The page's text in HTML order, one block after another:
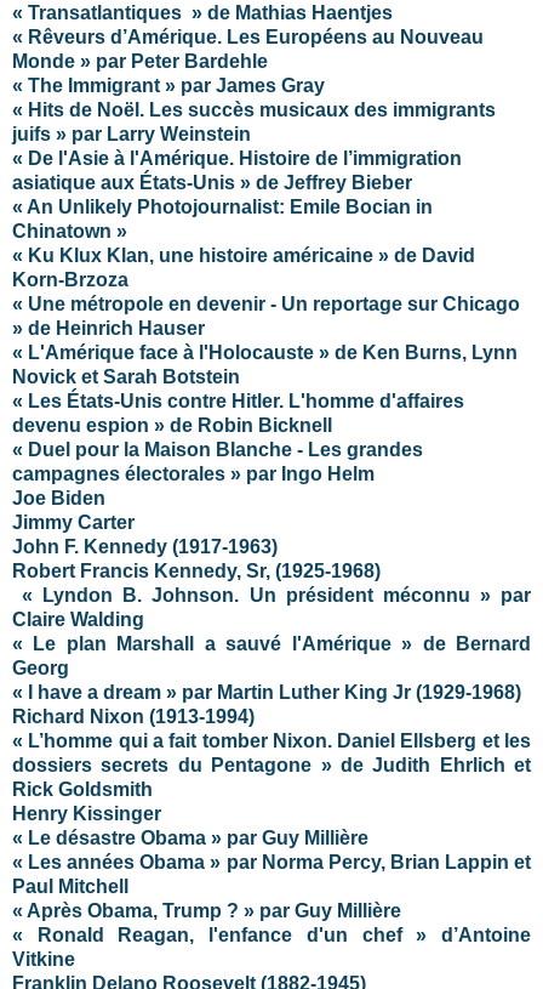
« Transatlantiques » de Mathias Haentjes
« Rêveurs d’Amérique. Les Européens au Nouveau
Monde » par Peter Bardehle
« The Immigrant » par James Gray
« Hits de Noël. Les succès musicaux des immigrants
juifs » par Larry Weinstein
« De l'Asie à l'Amérique. Histoire de l’immigration
asiatique aux États-Unis » de Jeffrey Bieber
« An Unlikely Photojournalist: Emile Bocian in
Chinatown »
« Ku Klux Klan, une histoire américaine » de David
Korn-Brzoza
« Une métropole en devenir - Un reportage sur Chicago
» de Heinrich Hauser
« L'Amérique face à l'Holocauste » de Ken Burns, Lynn
Novick et Sarah Botstein
« Les États-Unis contre Hitler. L'homme d'affaires
devenu espion » de Robin Bicknell
« Duel pour la Maison Blanche - Les grandes
campagnes électorales » par Ingo Helm
Joe Biden
Jimmy Carter
John F. Kennedy (1917-1963)
Robert Francis Kennedy, Sr, (1925-1968)
« Lyndon B. Johnson. Un président méconnu » par
Claire Walding
« Le plan Marshall a sauvé l'Amérique » de Bernard
Georg
« I have a dream » par Martin Luther King Jr (1929-1968)
Richard Nixon (1913-1994)
« L’homme qui a fait tomber Nixon. Daniel Ellsberg et les
dossiers secrets du Pentagone » de Judith Ehrlich et
Rick Goldsmith
Henry Kissinger
« Le désastre Obama » par Guy Millière
« Les années Obama » par Norma Percy, Brian Lappin et
Paul Mitchell
« Après Obama, Trump ? » par Guy Millière
« Ronald Reagan, l'enfance d'un chef » d’Antoine
Vitkine
Franklin Delano Roosevelt (1882-1945)